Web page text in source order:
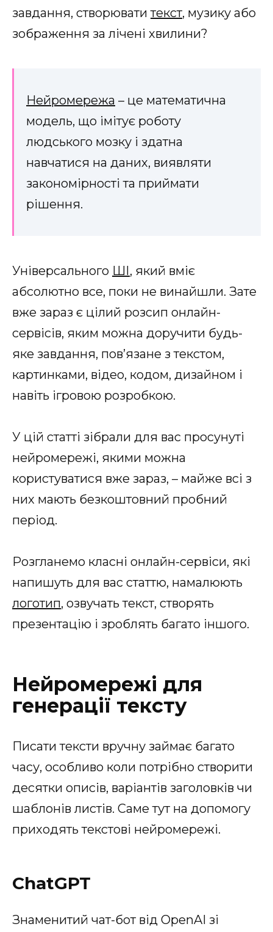
завдання, створюватитекст, музику або
зображення за лічені хвилини?
Нейромережа – це математична
модель, що імітує роботу
людського мозку і здатна
навчатися на даних, виявляти
закономірності та приймати
рішення.
Універсального ШІ, який вміє
абсолютно все, поки не винайшли. Зате
вже зараз є цілий розсип онлайн-
сервісів, яким можна доручити будь-
яке завдання, пов’язане з текстом,
картинками, відео, кодом, дизайном і
навіть ігровою розробкою.
У цій статті зібрали для вас просунуті
нейромережі, якими можна
користуватися вже зараз, – майже всі з
них мають безкоштовний пробний
період.
Розгланемо класні онлайн-сервіси, які
напишуть для вас статтю, намалюють
логотип, озвучать текст, створять
презентацію і зроблять багато іншого.
Нейромережі для
генерації тексту
Писати тексти вручну займає багато
часу, особливо коли потрібно створити
десятки описів, варіантів заголовків чи
шаблонів листів. Саме тут на допомогу
приходять текстові нейромережі.
ChatGPT
Знаменитий чат-бот від OpenAI зі